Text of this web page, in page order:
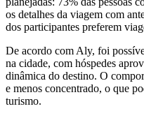
os detalhes da viagem com
dos participantes preferem
De acordo com Aly, foi
na cidade, com hóspedes
dinâmica do destino. O
e menos concentrado, o que
turismo.